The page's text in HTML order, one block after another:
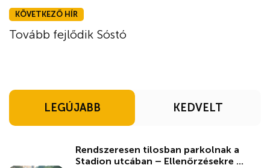
KÖVETKEZŐ HÍR
Tovább fejlődik Sóstó
LEGÚJABB KEDVELT
Rendszeresen tilosban parkolnak a
Stadion utcában – Ellenőrzésekre ...